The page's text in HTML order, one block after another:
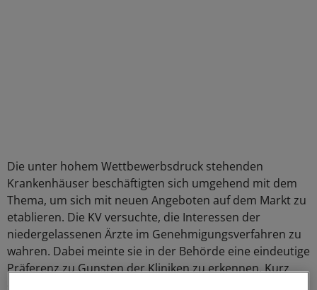
Die unter hohem Wettbewerbsdruck stehenden
Krankenhäuser beschäftigten sich umgehend mit dem
Thema, um sich mit neuen Angeboten auf dem Markt zu
etablieren. Die KV versuchte, die Interessen der
niedergelassenen Ärzte im Genehmigungsverfahren zu
wahren. Dabei meinte sie in der Behörde eine eindeutige
Präferenz zu Gunsten der Kliniken zu erkennen. Kurz